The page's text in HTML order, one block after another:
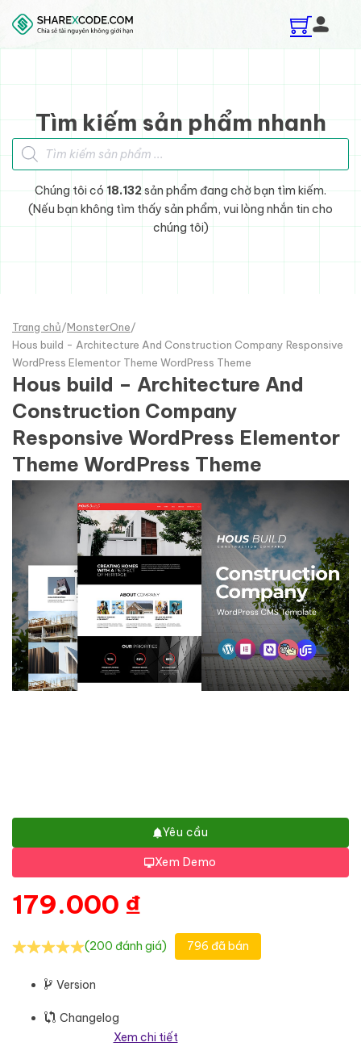
Skip to main content
Skip to footer
Tìm kiếm sản phẩm nhanh
Tìm kiếm sản phẩm
Chúng tôi có 18.132sản phẩm đang chờ bạn tìm kiếm.
(Nếu bạn không tìm thấy sản phẩm, vui lòng nhắn tin cho
chúng tôi)
Trang chủ/MonsterOne/
Hous build - Architecture And Construction Company Responsive
WordPress Elementor Theme WordPress Theme
Hous build – Architecture And
Construction Company
Responsive WordPress Elementor
Theme WordPress Theme
Yêu cầu
Xem Demo
179.000 ₫
(200 đánh giá) 796 đã bán
Version
Changelog
Xem chi tiết